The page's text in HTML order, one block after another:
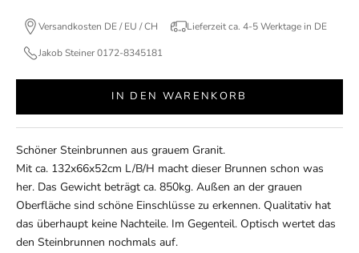
Versandkosten DE / EU / CH Lieferzeit ca. 4-5 Werktage in DE
Jakob Steiner 0172-8345181
IN DEN WARENKORB
Schöner Steinbrunnen aus grauem Granit.
Mit ca. 132x66x52cm L/B/H macht dieser Brunnen schon was
her. Das Gewicht beträgt ca. 850kg. Außen an der grauen
Oberfläche sind schöne Einschlüsse zu erkennen. Qualitativ hat
das überhaupt keine Nachteile. Im Gegenteil. Optisch wertet das
den Steinbrunnen nochmals auf.